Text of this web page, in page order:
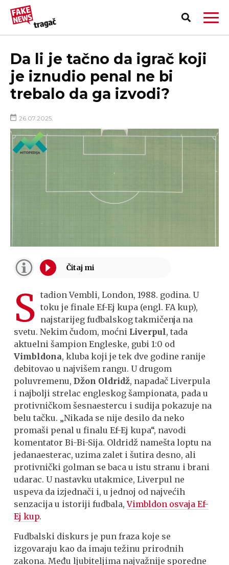
Da li je tačno da igrač koji
je iznudio penal ne bi
trebalo da ga izvodi?
26.07.2025.
S tadion Vembli, London, 1988. godina. U
toku je finale Ef-Ej kupa (engl. FA kup),
najstarijeg fudbalskog takmičenja na
svetu. Nekim čudom, moćni Liverpul, tada
aktuelni šampion Engleske, gubi 1:0 od
Vimbldona, kluba koji je tek dve godine ranije
debitovao u najvišem rangu. U drugom
poluvremenu,Džon Oldridž, napadač Liverpula
i najbolji strelac engleskog šampionata, pada u
protivničkom šesnaestercu i sudija pokazuje na
belu tačku. „Nikada se nije desilo da neko
promaši penal u finalu Ef-Ej kupa“, navodi
komentator Bi-Bi-Sija. Oldridž namešta loptu na
jedanaesterac, uzima zalet i šutira desno, ali
protivnički golman se baca u istu stranu i brani
udarac. U nastavku utakmice, Liverpul ne
uspeva da izjednači i, u jednoj od najvećih
senzacija u istoriji fudbala,Vimbldon osvaja Ef-
Ej kup.
Fudbalski diskurs je pun fraza koje se
izgovaraju kao da imaju težinu prirodnih
zakona. Među ljubiteljima najvažnije sporedne